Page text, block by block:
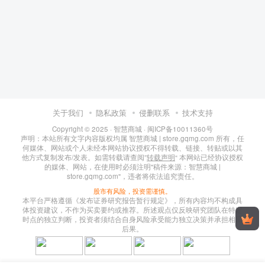
关于我们 隐私政策 侵删联系 技术支持
Copyright © 2025 · 智慧商城 · 闽ICP备10011360号
声明：本站所有文字内容版权均属 智慧商城 | store.gqmg.com 所有，任
何媒体、网站或个人未经本网站协议授权不得转载、链接、转贴或以其
他方式复制发布/发表。如需转载请查阅”转载声明“ 本网站已经协议授权
的媒体、网站，在使用时必须注明"稿件来源：智慧商城 |
store.gqmg.com"，违者将依法追究责任。
股市有风险，投资需谨慎。
本平台严格遵循《发布证券研究报告暂行规定》，所有内容均不构成具
体投资建议，不作为买卖要约或推荐。所述观点仅反映研究团队在特定
时点的独立判断，投资者须结合自身风险承受能力独立决策并承担相应
后果。